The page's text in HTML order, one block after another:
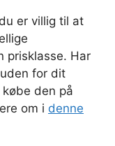
er villig til at
prisklasse. Har
for dit
den på
om i denne